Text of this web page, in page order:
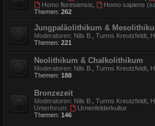
Homo floresiensis
Homo sapiens
Themen: 262
Jungpaläolithikum &
Moderatoren: Nils B. Turms Kreutzfeldt
Themen: 221
Neolithikum & Chalkolithikum
Moderatoren: Nils B. Turms Kreutzfeldt
Themen: 188
Bronzezeit
Moderatoren: Nils B. Turms Kreutzfeldt
Unterforum:
Urnenfelderkultur
Themen: 146